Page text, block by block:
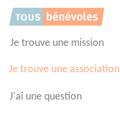
Je trouve une mission
Je trouve une association
J'ai une question
Panneau de gestion des cookies